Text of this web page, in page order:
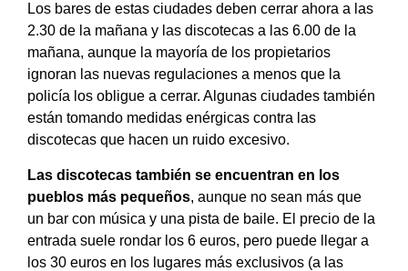
Los bares de estas ciudades deben cerrar ahora a las
2.30 de la mañana y las discotecas a las 6.00 de la
mañana, aunque la mayoría de los propietarios
ignoran las nuevas regulaciones a menos que la
policía los obligue a cerrar. Algunas ciudades también
están tomando medidas enérgicas contra las
discotecas que hacen un ruido excesivo.
Las discotecas también se encuentran en los
pueblos más pequeños, aunque no sean más que
un bar con música y una pista de baile. El precio de la
entrada suele rondar los 6 euros, pero puede llegar a
los 30 euros en los lugares más exclusivos (a las